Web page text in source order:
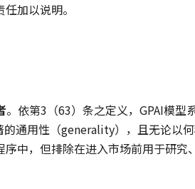
加以说明。
。依第3（63）条之定义，GPAI模型
通用性（generality），且无论以何
中，但排除在进入市场前用于研究